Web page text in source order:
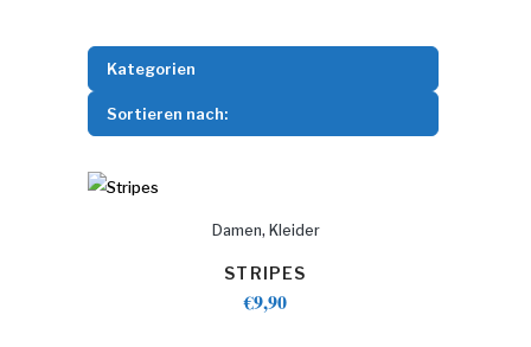
Kategorien
Sortieren nach:
Damen, Kleider
STRIPES
€9,90